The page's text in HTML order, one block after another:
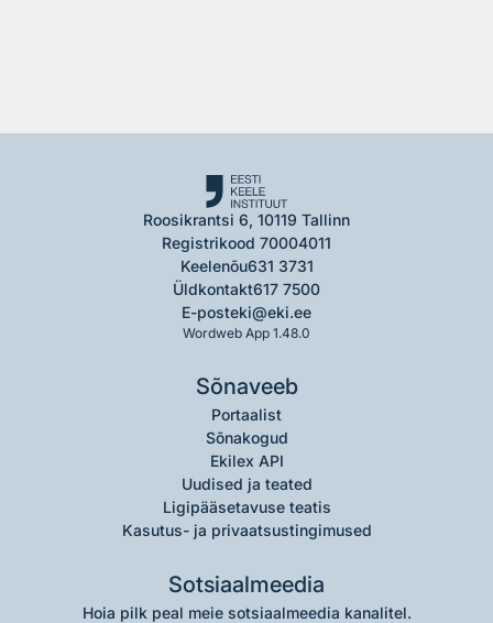
Roosikrantsi 6, 10119 Tallinn
Registrikood 70004011
Keelenõu631 3731
Üldkontakt617 7500
E-posteki@eki.ee
Wordweb App 1.48.0
Sõnaveeb
Portaalist
Sõnakogud
Ekilex API
Uudised ja teated
Ligipääsetavuse teatis
Kasutus- ja privaatsustingimused
Sotsiaalmeedia
Hoia pilk peal meie sotsiaalmeedia kanalitel.